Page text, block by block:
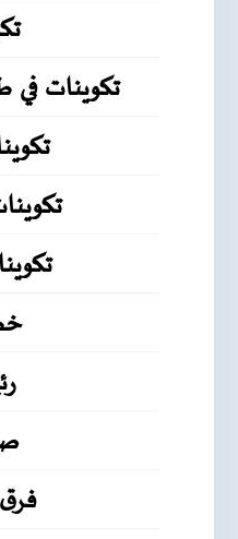
تكوينات